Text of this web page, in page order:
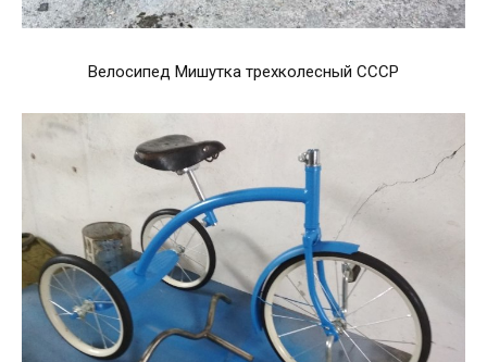
Велосипед Мишутка трехколесный СССР